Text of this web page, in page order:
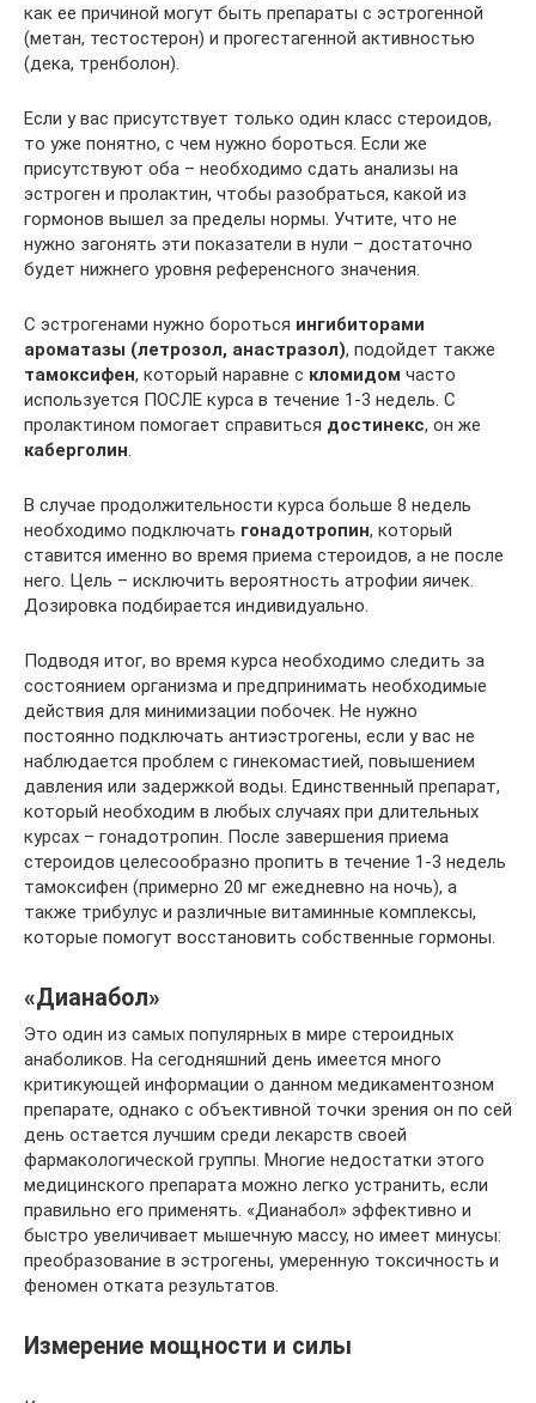
как ее причиной могут быть препараты с эстрогенной
(метан, тестостерон) и прогестагенной активностью
(дека, тренболон).
Если у вас присутствует только один класс стероидов,
то уже понятно, с чем нужно бороться. Если же
присутствуют оба – необходимо сдать анализы на
эстроген и пролактин, чтобы разобраться, какой из
гормонов вышел за пределы нормы. Учтите, что не
нужно загонять эти показатели в нули – достаточно
будет нижнего уровня референсного значения.
С эстрогенами нужно бороться ингибиторами
ароматазы (летрозол, анастразол), подойдет также
тамоксифен, который наравне с кломидом часто
используется ПОСЛЕ курса в течение 1-3 недель. С
пролактином помогает справиться достинекс, он же
каберголин.
В случае продолжительности курса больше 8 недель
необходимо подключать гонадотропин, который
ставится именно во время приема стероидов, а не после
него. Цель – исключить вероятность атрофии яичек.
Дозировка подбирается индивидуально.
Подводя итог, во время курса необходимо следить за
состоянием организма и предпринимать необходимые
действия для минимизации побочек. Не нужно
постоянно подключать антиэстрогены, если у вас не
наблюдается проблем с гинекомастией, повышением
давления или задержкой воды. Единственный препарат,
который необходим в любых случаях при длительных
курсах – гонадотропин. После завершения приема
стероидов целесообразно пропить в течение 1-3 недель
тамоксифен (примерно 20 мг ежедневно на ночь), а
также трибулус и различные витаминные комплексы,
которые помогут восстановить собственные гормоны.
«Дианабол»
Это один из самых популярных в мире стероидных
анаболиков. На сегодняшний день имеется много
критикующей информации о данном медикаментозном
препарате, однако с объективной точки зрения он по сей
день остается лучшим среди лекарств своей
фармакологической группы. Многие недостатки этого
медицинского препарата можно легко устранить, если
правильно его применять. «Дианабол» эффективно и
быстро увеличивает мышечную массу, но имеет минусы:
преобразование в эстрогены, умеренную токсичность и
феномен отката результатов.
Измерение мощности и силы